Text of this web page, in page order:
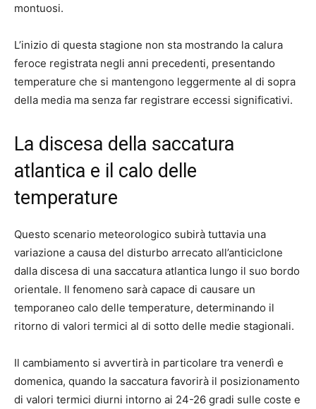
montuosi.
L’inizio di questa stagione non sta mostrando la calura
feroce registrata negli anni precedenti, presentando
temperature che si mantengono leggermente al di sopra
della media ma senza far registrare eccessi significativi.
La discesa della saccatura
atlantica e il calo delle
temperature
Questo scenario meteorologico subirà tuttavia una
variazione a causa del disturbo arrecato all’anticiclone
dalla discesa di una saccatura atlantica lungo il suo bordo
orientale. Il fenomeno sarà capace di causare un
temporaneo calo delle temperature, determinando il
ritorno di valori termici al di sotto delle medie stagionali.
Il cambiamento si avvertirà in particolare tra venerdì e
domenica, quando la saccatura favorirà il posizionamento
di valori termici diurni intorno ai 24-26 gradi sulle coste e